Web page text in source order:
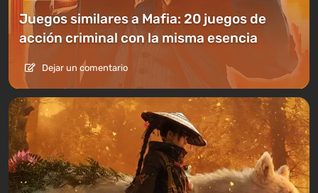
Juegos similares a Mafia: 20 juegos de
acción criminal con la misma esencia
Dejar un comentario